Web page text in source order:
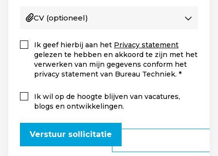
CV (optioneel)
Ik geef hierbij aan het Privacy statement
gelezen te hebben en akkoord te zijn met het
verwerken van mijn gegevens conform het
privacy statement van Bureau Techniek.
Ik wil op de hoogte blijven van vacatures,
blogs en ontwikkelingen.
Verstuur sollicitatie